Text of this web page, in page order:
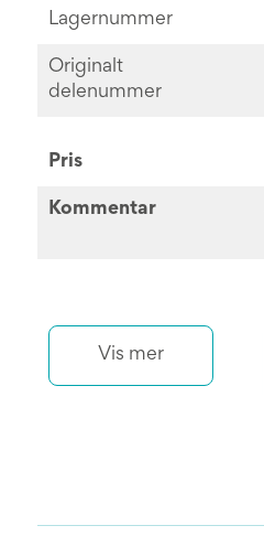
Lagernummer
Originalt
delenummer
Pris
Kommentar
Vis mer